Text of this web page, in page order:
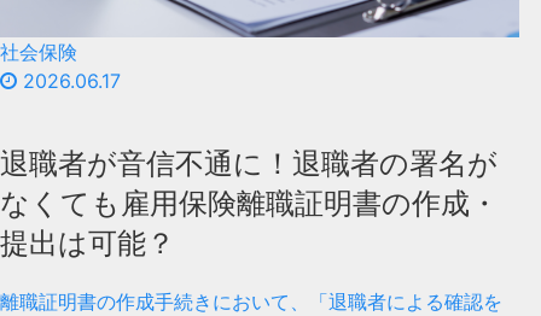
社会保険
2026.06.17
退職者が音信不通に！退職者の署名が
なくても雇用保険離職証明書の作成・
提出は可能？
離職証明書の作成手続きにおいて、「退職者による確認を